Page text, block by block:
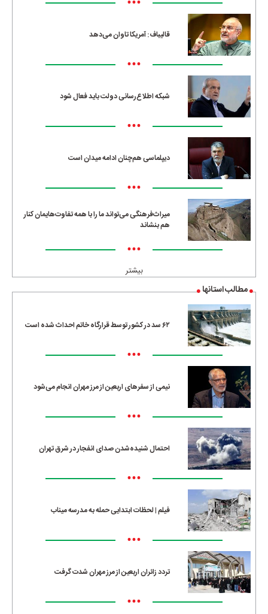
قالیباف: آمریکا تاوان می‌دهد
•••
شبکه اطلاع‌رسانی دولت باید فعال شود
•••
دیپلماسی هم‌چنان ادامه میدان است
•••
میراث‌فرهنگی می‌تواند ما را با همه تفاوت‌هایمان کنار
هم بنشاند
•••
بیشتر
مطالب استانها
۶۲ سد در کشور توسط قرارگاه خاتم احداث شده است
•••
نیمی از سفرهای اربعین از مرز مهران انجام می‌شود
•••
احتمال شنیده‌شدن صدای انفجار در شرق تهران
•••
فیلم | لحظات ابتدایی حمله به مدرسه میناب
•••
تردد زائران اربعین از مرز مهران شدت گرفت
•••